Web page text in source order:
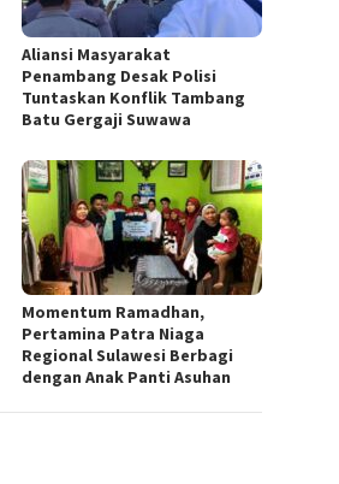
Aliansi Masyarakat
Penambang Desak Polisi
Tuntaskan Konflik Tambang
Batu Gergaji Suwawa
Momentum Ramadhan,
Pertamina Patra Niaga
Regional Sulawesi Berbagi
dengan Anak Panti Asuhan